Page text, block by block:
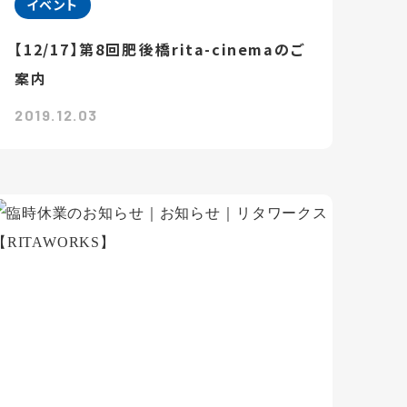
イベント
【12/17】第8回肥後橋rita-cinemaのご
案内
2019.12.03